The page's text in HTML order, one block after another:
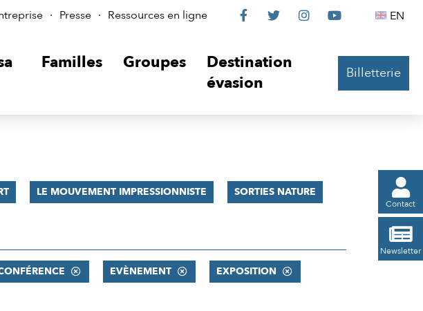
Presse Ressources en ligne
Le
sur

Le

Le

Le
 EN
Familles Groupes
Destination
évasion
Billetterie

Contact

Newsletter
LE MOUVEMENT IMPRESSIONNISTE SORTIES NATURE
EVÈNEMENT EXPOSITION